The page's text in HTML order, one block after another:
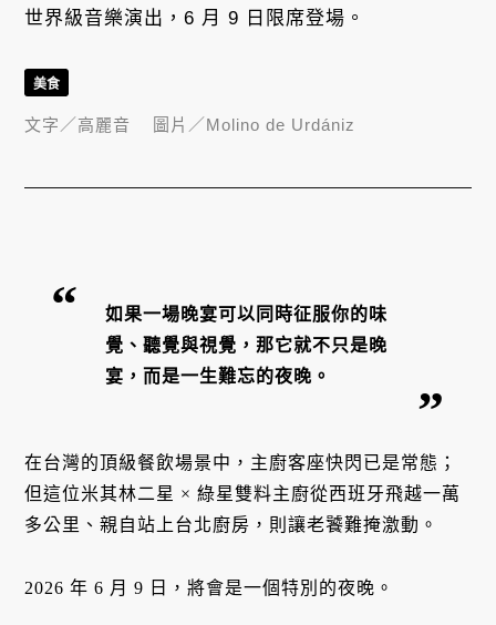
世界級音樂演出，6 月 9 日限席登場。
如果一場晚宴可以同時征服你的味
覺、聽覺與視覺，那它就不只是晚
宴，而是一生難忘的夜晚。
在台灣的頂級餐飲場景中，主廚客座快閃已是常態；
但這位米其林二星 × 綠星雙料主廚從西班牙飛越一萬
多公里、親自站上台北廚房，則讓老饕難掩激動。
2026 年 6 月 9 日，將會是一個特別的夜晚。
美食
文字／高麗音 圖片／Molino de Urdániz